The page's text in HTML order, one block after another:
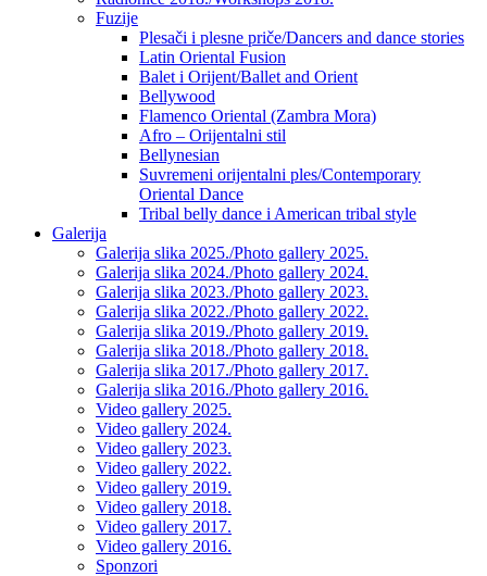
Fuzije
Plesači i plesne priče/Dancers and dance stories
Latin Oriental Fusion
Balet i Orijent/Ballet and Orient
Bellywood
Flamenco Oriental (Zambra Mora)
Afro – Orijentalni stil
Bellynesian
Suvremeni orijentalni ples/Contemporary
Oriental Dance
Tribal belly dance i American tribal style
Galerija
Galerija slika 2025./Photo gallery 2025.
Galerija slika 2024./Photo gallery 2024.
Galerija slika 2023./Photo gallery 2023.
Galerija slika 2022./Photo gallery 2022.
Galerija slika 2019./Photo gallery 2019.
Galerija slika 2018./Photo gallery 2018.
Galerija slika 2017./Photo gallery 2017.
Galerija slika 2016./Photo gallery 2016.
Video gallery 2025.
Video gallery 2024.
Video gallery 2023.
Video gallery 2022.
Video gallery 2019.
Video gallery 2018.
Video gallery 2017.
Video gallery 2016.
Sponzori